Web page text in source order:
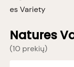
es Variety
Natures
(10 prekių)